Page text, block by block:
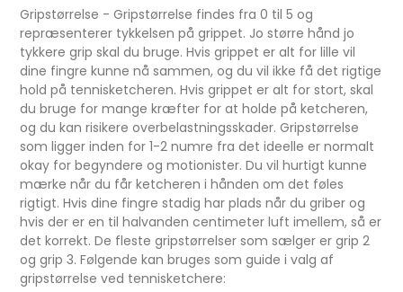
Gripstørrelse - Gripstørrelse findes fra 0 til 5 og
repræsenterer tykkelsen på grippet. Jo større hånd jo
tykkere grip skal du bruge. Hvis grippet er alt for lille vil
dine fingre kunne nå sammen, og du vil ikke få det rigtige
hold på tennisketcheren. Hvis grippet er alt for stort, skal
du bruge for mange kræfter for at holde på ketcheren,
og du kan risikere overbelastningsskader. Gripstørrelse
som ligger inden for 1-2 numre fra det ideelle er normalt
okay for begyndere og motionister. Du vil hurtigt kunne
mærke når du får ketcheren i hånden om det føles
rigtigt. Hvis dine fingre stadig har plads når du griber og
hvis der er en til halvanden centimeter luft imellem, så er
det korrekt. De fleste gripstørrelser som sælger er grip 2
og grip 3. Følgende kan bruges som guide i valg af
gripstørrelse ved tennisketchere: